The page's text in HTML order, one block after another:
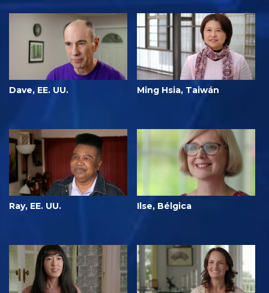
Dave, EE. UU. Ming Hsia, Taiwán
Ray, EE. UU. Ilse, Bélgica